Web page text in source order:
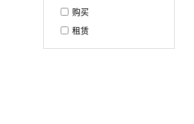
购买
租赁